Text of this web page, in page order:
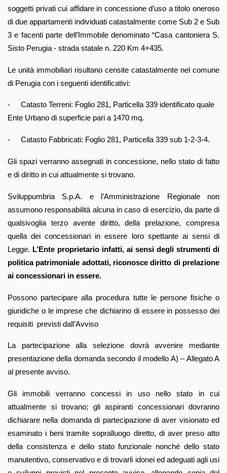
soggetti privati cui affidare in concessione d’uso a titolo oneroso
di due appartamenti individuati catastalmente come Sub 2 e Sub
3 e facenti parte dell’Immobile denominato “Casa cantoniera S.
Sisto Perugia - strada statale n. 220 Km 4+435.
Le unità immobiliari risultano censite catastalmente nel comune
di Perugia con i seguenti identificativi:
-
Catasto Terreni: Foglio 281, Particella 339 identificato quale
Ente Urbano di superficie pari a 1470 mq.
- Catasto Fabbricati: Foglio 281, Particella 339 sub 1-2-3-4.
Gli spazi verranno assegnati in concessione, nello stato di fatto
e di diritto in cui attualmente si trovano.
Sviluppumbria S.p.A. e l’Amministrazione Regionale non
assumono responsabilità alcuna in caso di esercizio, da parte di
qualsivoglia terzo avente diritto, della prelazione, compresa
quella dei concessionari in essere loro spettante ai sensi di
Legge. L’Ente proprietario infatti, ai sensi degli strumenti di
politica patrimoniale adottati, riconosce diritto di prelazione
ai concessionari in essere.
Possono partecipare alla procedura tutte le persone fisiche o
giuridiche o le imprese che dichiarino di essere in possesso dei
requisiti previsti dall’Avviso
La partecipazione alla selezione dovrà avvenire mediante
presentazione della domanda secondo il modello A) – Allegato A
al presente avviso.
Gli immobili verranno concessi in uso nello stato in cui
attualmente si trovano; gli aspiranti concessionari dovranno
dichiarare nella domanda di partecipazione di aver visionato ed
esaminato i beni tramite sopralluogo diretto, di aver preso atto
della consistenza e dello stato funzionale nonché dello stato
manutentivo, conservativo e di trovarli idonei ed adeguati agli usi